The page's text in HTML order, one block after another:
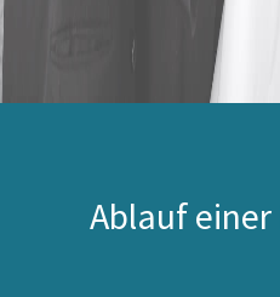
Ablauf einer